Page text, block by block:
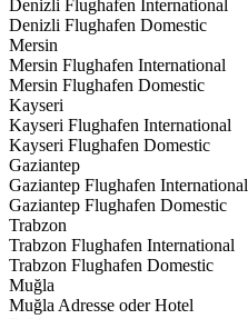
Denizli Flughafen International
Denizli Flughafen Domestic
Mersin
Mersin Flughafen International
Mersin Flughafen Domestic
Kayseri
Kayseri Flughafen International
Kayseri Flughafen Domestic
Gaziantep
Gaziantep Flughafen International
Gaziantep Flughafen Domestic
Trabzon
Trabzon Flughafen International
Trabzon Flughafen Domestic
Muğla
Muğla Adresse oder Hotel